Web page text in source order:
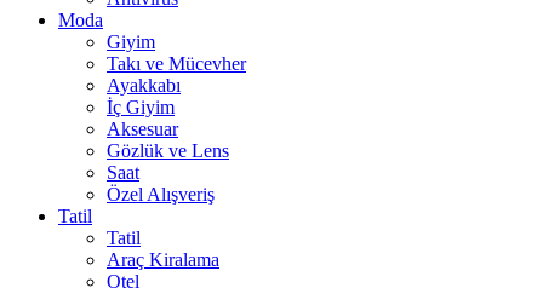
Moda
Giyim
Takı ve Mücevher
Ayakkabı
İç Giyim
Aksesuar
Gözlük ve Lens
Saat
Özel Alışveriş
Tatil
Tatil
Araç Kiralama
Otel